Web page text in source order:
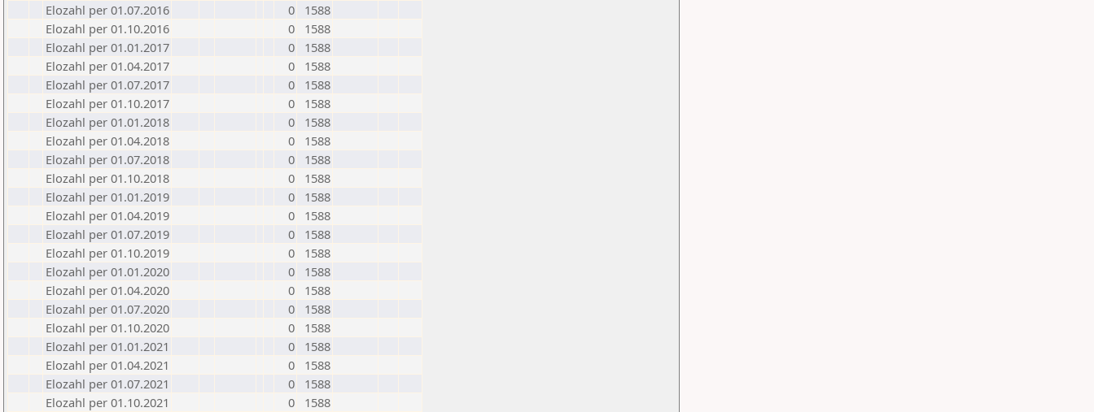
Elozahl per 01.07.2016
0
1588
Elozahl per 01.10.2016
0
1588
Elozahl per 01.01.2017
0
1588
Elozahl per 01.04.2017
0
1588
Elozahl per 01.07.2017
0
1588
Elozahl per 01.10.2017
0
1588
Elozahl per 01.01.2018
0
1588
Elozahl per 01.04.2018
0
1588
Elozahl per 01.07.2018
0
1588
Elozahl per 01.10.2018
0
1588
Elozahl per 01.01.2019
0
1588
Elozahl per 01.04.2019
0
1588
Elozahl per 01.07.2019
0
1588
Elozahl per 01.10.2019
0
1588
Elozahl per 01.01.2020
0
1588
Elozahl per 01.04.2020
0
1588
Elozahl per 01.07.2020
0
1588
Elozahl per 01.10.2020
0
1588
Elozahl per 01.01.2021
0
1588
Elozahl per 01.04.2021
0
1588
Elozahl per 01.07.2021
0
1588
Elozahl per 01.10.2021
0
1588